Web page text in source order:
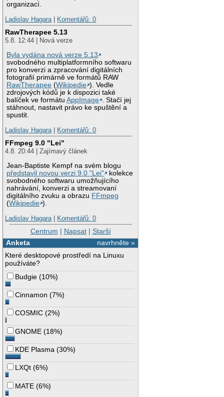
organizací.
Ladislav Hagara | Komentářů: 0
RawTherapee 5.13
5.8. 12:44 | Nová verze
Byla vydána nová verze 5.13
svobodného multiplatformního softwaru
pro konverzi a zpracování digitálních
fotografií primárně ve formátů RAW
RawTherapee (Wikipedie ). Vedle
zdrojových kódů je k dispozici také
balíček ve formátuAppImage
. Stačí jej
stáhnout, nastavit právo ke spuštění a
spustit.
Ladislav Hagara | Komentářů: 0
FFmpeg 9.0 "Lei"
4.8. 20:44 | Zajímavý článek
Jean-Baptiste Kempf na svém blogu
představil novou verzi 9.0 "Lei"
kolekce
svobodného softwaru umožňujícího
nahrávání, konverzi a streamovaní
digitálního zvuku a obrazu FFmpeg
(Wikipedie ).
Ladislav Hagara | Komentářů: 0
Centrum | Napsat| Starší
navrhněte »
Anketa
Které desktopové prostředí na Linuxu
používáte?
Budgie (10%)
Cinnamon (7%)
COSMIC (2%)
GNOME (18%)
KDE Plasma (30%)
LXQt (6%)
MATE (6%)